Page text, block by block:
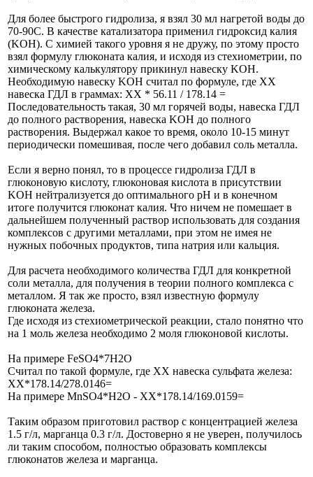
Для более быстрого гидролиза, я взял 30 мл нагретой воды до
70-90С. В качестве катализатора применил гидроксид калия
(KOH). С химией такого уровня я не дружу, по этому просто
взял формулу глюконата калия, и исходя из стехиометрии, по
химическому калькулятору прикинул навеску KOH.
Необходимую навеску KOH считал по формуле, где ХХ
навеска ГДЛ в граммах: ХХ * 56.11 / 178.14 =
Последовательность такая, 30 мл горячей воды, навеска ГДЛ
до полного растворения, навеска KOH до полного
растворения. Выдержал какое то время, около 10-15 минут
периодически помешивая, после чего добавил соль металла.
Если я верно понял, то в процессе гидролиза ГДЛ в
глюконовую кислоту, глюконовая кислота в присутствии
KOH нейтрализуется до оптимального pH и в конечном
итоге получится глюконат калия. Что ничем не помешает в
дальнейшем полученный раствор использовать для создания
комплексов с другими металлами, при этом не имея не
нужных побочных продуктов, типа натрия или кальция.
Для расчета необходимого количества ГДЛ для конкретной
соли металла, для получения в теории полного комплекса с
металлом. Я так же просто, взял известную формулу
глюконата железа.
Где исходя из стехиометрической реакции, стало понятно что
на 1 моль железа необходимо 2 моля глюконовой кислоты.
На примере FeSO4*7Н2О
Считал по такой формуле, где ХХ навеска сульфата железа:
ХХ*178.14/278.0146=
На примере MnSO4*H2O - ХХ*178.14/169.0159=
Таким образом приготовил раствор с концентрацией железа
1.5 г/л, марганца 0.3 г/л. Достоверно я не уверен, получилось
ли таким способом, полностью образовать комплексы
глюконатов железа и марганца.